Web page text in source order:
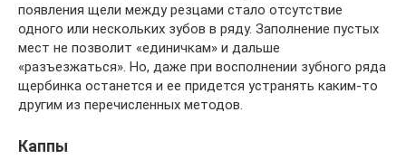
появления щели между резцами стало отсутствие
одного или нескольких зубов в ряду. Заполнение пустых
мест не позволит «единичкам» и дальше
«разъезжаться». Но, даже при восполнении зубного ряда
щербинка останется и ее придется устранять каким-то
другим из перечисленных методов.
Каппы